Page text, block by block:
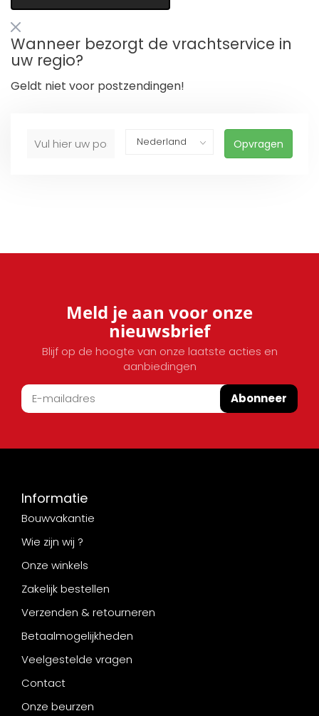
Wanneer bezorgt de vrachtservice in
uw regio?
Geldt niet voor postzendingen!
Opvragen
Meld je aan voor onze
nieuwsbrief
Blijf op de hoogte van onze laatste acties en
aanbiedingen
Abonneer
Informatie
Bouwvakantie
Wie zijn wij ?
Onze winkels
Zakelijk bestellen
Verzenden & retourneren
Betaalmogelijkheden
Veelgestelde vragen
Contact
Onze beurzen